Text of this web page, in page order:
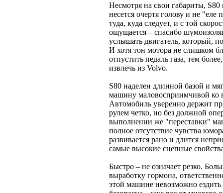
Несмотря на свои габариты,
несется очертя голову и не "еле
туда, куда следует, и с той
ощущается – спасибо
услышать двигатель, который,
И хотя тон мотора не слишком
отпустить педаль газа, тем
извлечь из Volvo.
S80 наделен длинной базой и
машину маловосприимчивой ко
Автомобиль уверенно держит
рулем четко, но без должной
выполнении же "переставки"
полное отсутствие чувства
развивается рано и длится
самые высокие сцепные
Быстро – не означает резко.
выработку гормона,
этой машине невозможно